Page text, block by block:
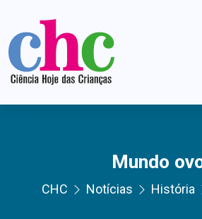
Mundo
CHC Notícias História